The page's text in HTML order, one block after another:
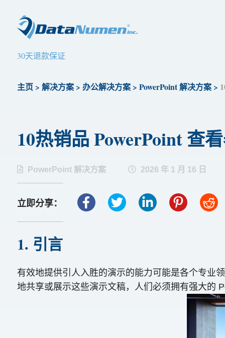
30天退款保证
主页> 解决方案> 办公解决方案> PowerPoint 解决方案>
10热销品 PowerPoint 查
PowerPoint 解决方案 2026 年 1 月 16 日
立即分享：
1. 引言
有效地提供引人入胜的演示的能力可能是各个专业
地共享或展示这些演示文稿，人们必须拥有强大的